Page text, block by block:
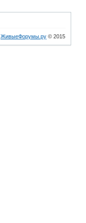
ЖивыеФорумы.ру © 2015